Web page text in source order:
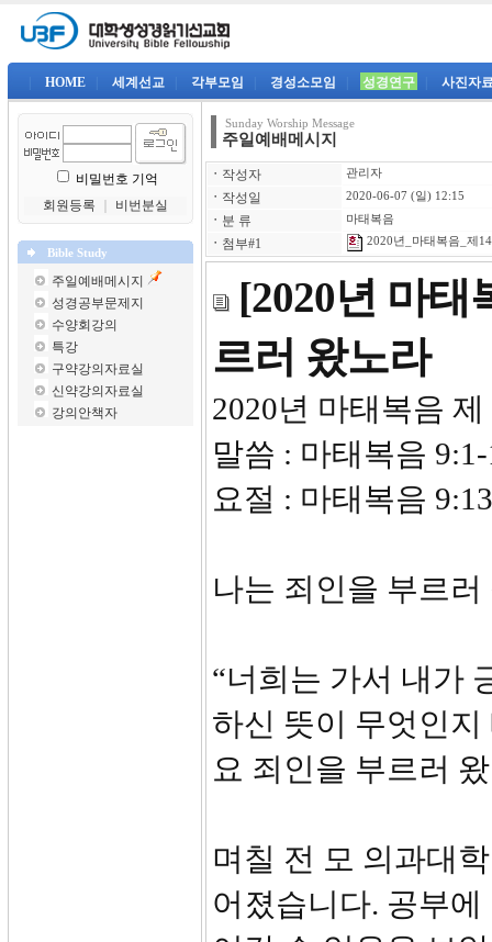
HOME 세계선교 각부모임 경성소모임 성경연구 사진자
비밀번호 기억
회원등록
비번분실
Bible Study
주일예배메시지
성경공부문제지
수양회강의
특강
구약강의자료실
신약강의자료실
강의안책자
Sunday Worship Message
주일예배메시지
ㆍ 작성자 관리자
ㆍ 작성일 2020-06-07 (일) 12:15
ㆍ 분 류 마태복음
ㆍ 첨부#1 2020년_마태복음_제
[2020년 마태
르러 왔노라
2020년 마태복음
말씀 : 마태복음
요절 : 마태복음
나는 죄인을 부르러
“너희는 가서 내가
하신 뜻이 무엇인
요 죄인을 부르러
며칠 전 모 의과대
어졌습니다. 공부